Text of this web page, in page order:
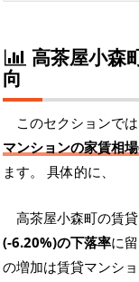
高茶屋小森
向
このセクションで
マンションの家賃相
ます。 具体的に、
高茶屋小森町の賃貸
(-6.20%)の下落率に
の増加は賃貸マンシ